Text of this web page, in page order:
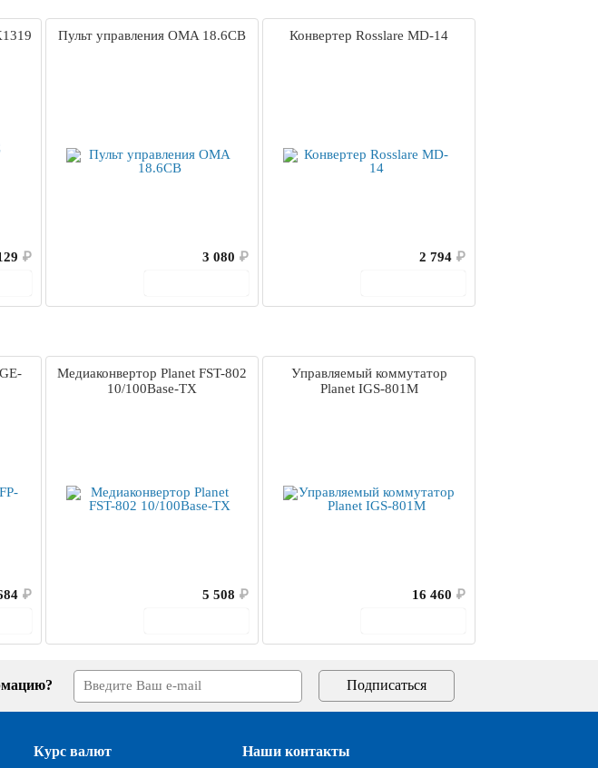
₽
Пульт управления OMA 18.6CB
3 080 ₽
Конвертер Rosslare MD-14
2 794 ₽
₽
Медиаконвертор Planet FST-802
10/100Base-TX
5 508 ₽
Управляемый коммутатор
Planet IGS-801M
16 460 ₽
Курс валют Наши контакты